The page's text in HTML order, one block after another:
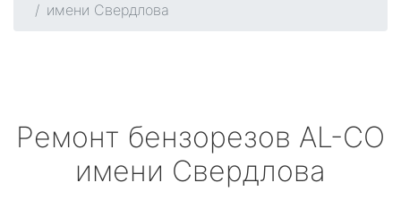
имени Свердлова
Ремонт бензорезов AL-CO
имени Свердлова